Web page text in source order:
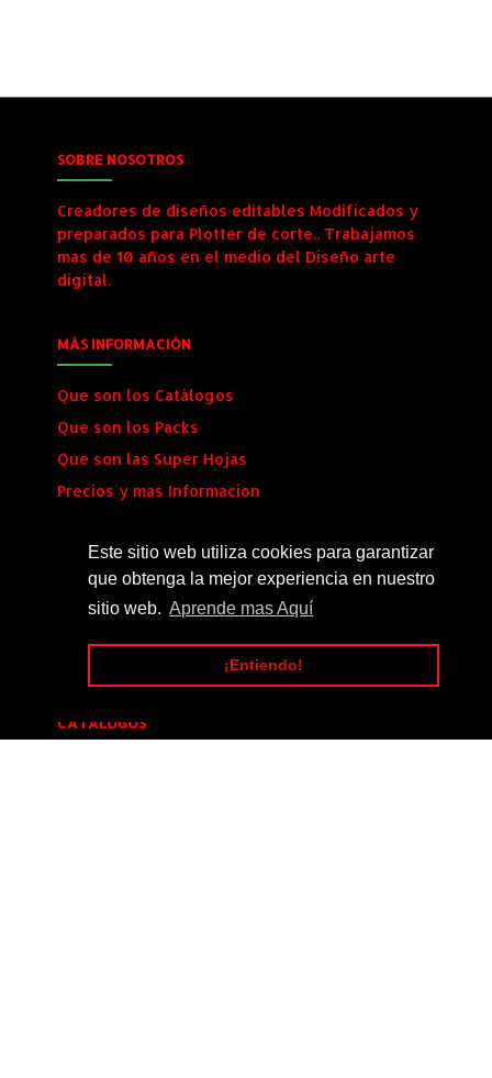
Este sitio web utiliza cookies para garantizar
que obtenga la mejor experiencia en nuestro
sitio web. Aprende mas Aquí
¡Entiendo!
SOBRE NOSOTROS
Creadores de diseños editables Modificados y
preparados para Plotter de corte.. Trabajamos
mas de 10 años en el medio del Diseño arte
digital.
MÁS INFORMACIÓN
Que son los Catálogos
Que son los Packs
Que son las Super Hojas
Precios y mas Informacion
SÍGUENOS
CATALOGOS